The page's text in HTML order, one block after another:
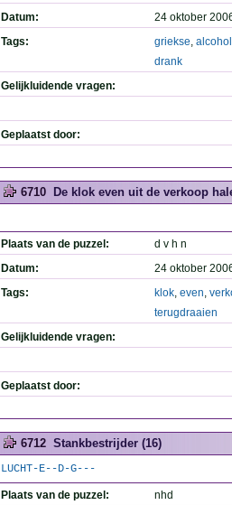
Datum:
24 oktober
Tags:
griekse,
drank
Gelijkluidende vragen:
Geplaatst door:
6710 De klok even uit de verkoop
Plaats van de puzzel:
d v h n
Datum:
24 oktober
Tags:
klok, even,
terugdraaien
Gelijkluidende vragen:
Geplaatst door:
6712 Stankbestrijder (16)
LUCHT-E--D-G---
Plaats van de puzzel:
nhd